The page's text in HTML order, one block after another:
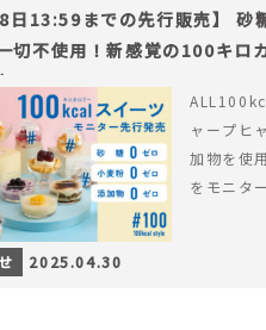
日13:59までの先行販売】 砂
切不使用！新感覚の100キロ
。
ャープヒ
加物を使
をモニタ
2025.04.30